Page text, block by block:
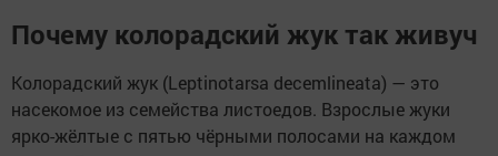
Почему колорадский жук так живуч
Колорадский жук (Leptinotarsa decemlineata) — это
насекомое из семейства листоедов. Взрослые жуки
ярко-жёлтые с пятью чёрными полосами на каждом